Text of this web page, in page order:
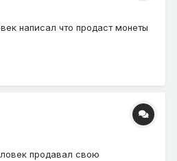
написал что продаст монеты
продавал свою